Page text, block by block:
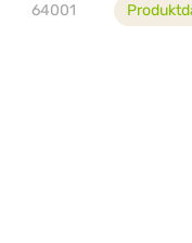
64001